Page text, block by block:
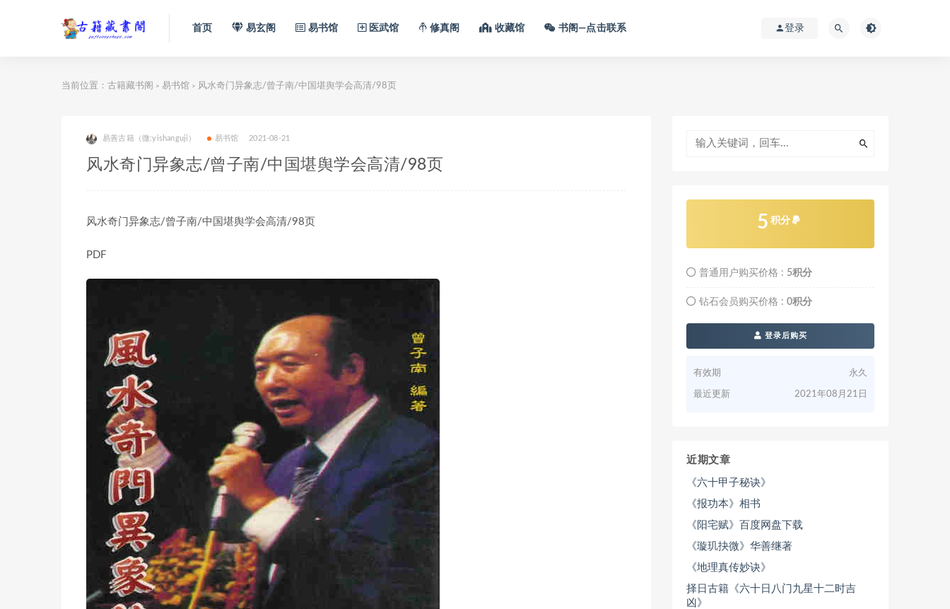
首页 易玄阁 易书馆 医武馆 修真阁 收藏馆 书阁—点击联系 登录
当前位置： 古籍藏书阁 > 易书馆 > 风水奇门异象志/曾子南/中国堪舆学会高清/98页
易善古籍（微:yishanguji） 易书馆 2021-08-21
风水奇门异象志/曾子南/中国堪舆学会高清/98页
风水奇门异象志/曾子南/中国堪舆学会高清/98页
PDF
5 积分
普通用户购买价格 : 5积分
钻石会员购买价格 : 0积分
登录后购买
有效期 永久
最近更新 2021年08月21日
近期文章
《六十甲子秘诀》
《报功本》相书
《阳宅赋》百度网盘下载
《璇玑抉微》华善继著
《地理真传妙诀》
择日古籍《六十日八门九星十二时吉
凶》